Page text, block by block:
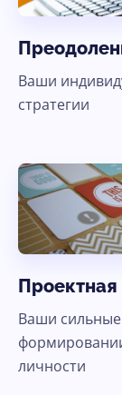
Ваши
стратегии
Ваши
личности